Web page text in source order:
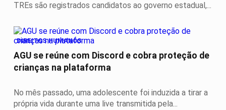
TREs são registrados candidatos ao governo estadual,...
DIREITOS HUMANOS
AGU se reúne com Discord e cobra proteção de
crianças na plataforma
No mês passado, uma adolescente foi induzida a tirar a
própria vida durante uma live transmitida pela...